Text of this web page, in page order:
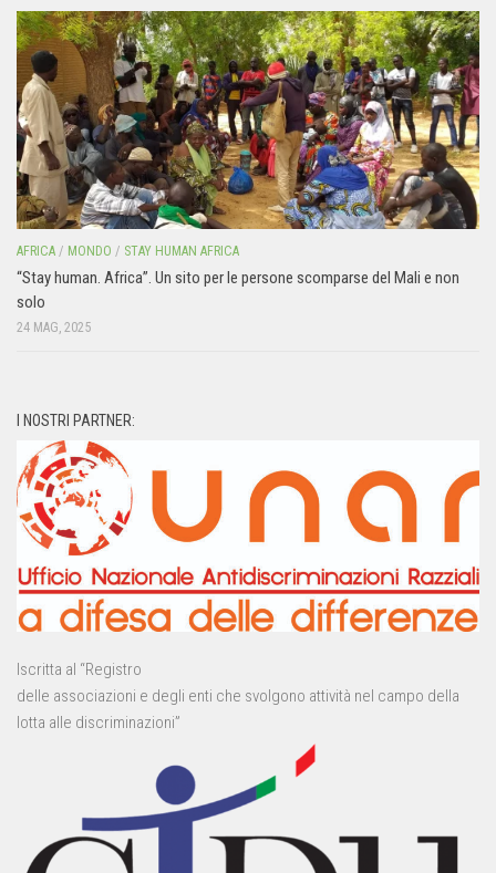
AFRICA / MONDO / STAY HUMAN AFRICA
“Stay human. Africa”. Un sito per le persone scomparse del Mali e non
solo
24 MAG, 2025
I NOSTRI PARTNER:
Iscritta al “Registro
delle associazioni e degli enti che svolgono attività nel campo della
lotta alle discriminazioni”